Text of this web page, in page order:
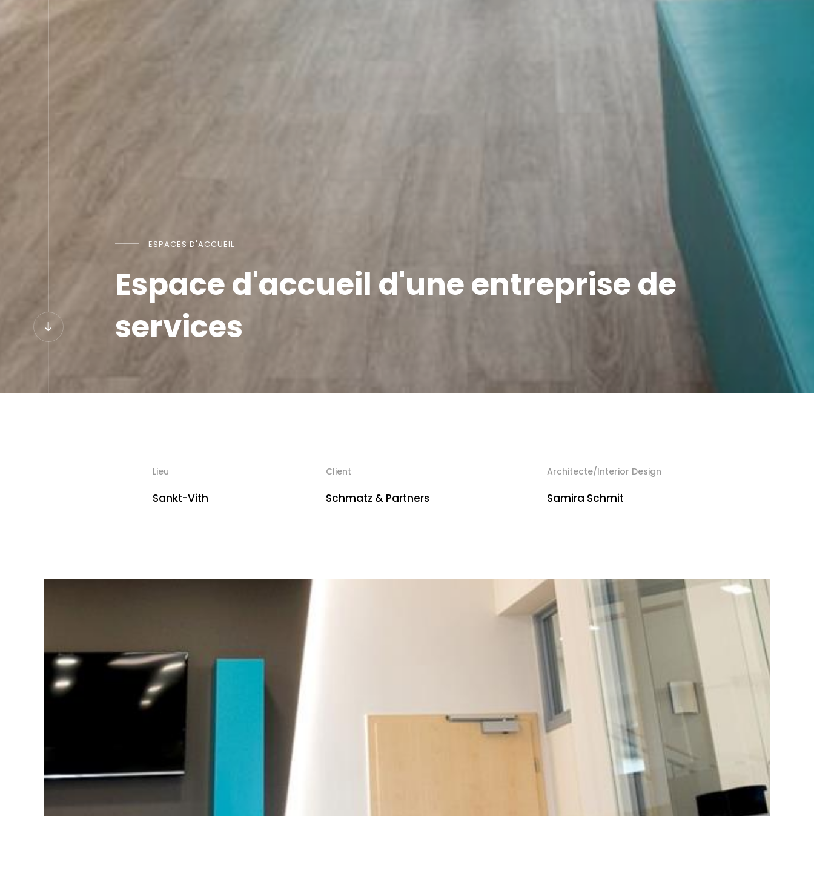
ESPACES D'ACCUEIL
Espace d'accueil d'une entreprise de
services
Lieu
Sankt-Vith
Client
Schmatz & Partners
Architecte/Interior Design
Samira Schmit